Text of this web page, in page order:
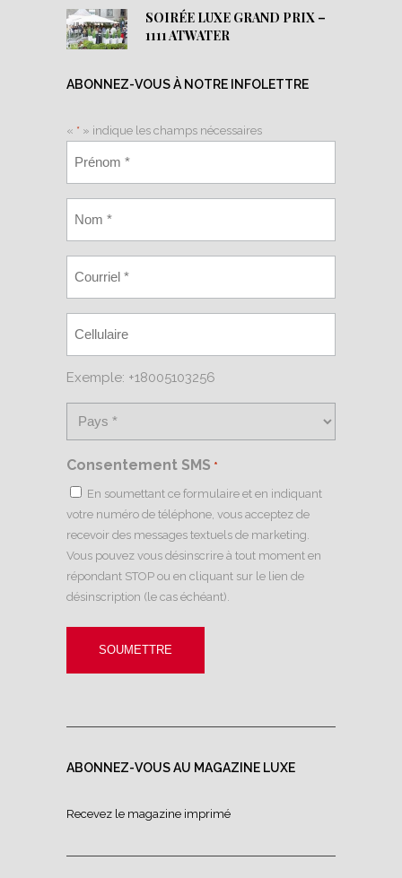
SOIRÉE LUXE GRAND PRIX –
1111 ATWATER
ABONNEZ-VOUS À NOTRE INFOLETTRE
« * » indique les champs nécessaires
Exemple: +18005103256
Consentement SMS *
En soumettant ce formulaire et en indiquant
votre numéro de téléphone, vous acceptez de
recevoir des messages textuels de marketing.
Vous pouvez vous désinscrire à tout moment en
répondant STOP ou en cliquant sur le lien de
désinscription (le cas échéant).
ABONNEZ-VOUS AU MAGAZINE LUXE
Recevez le magazine imprimé